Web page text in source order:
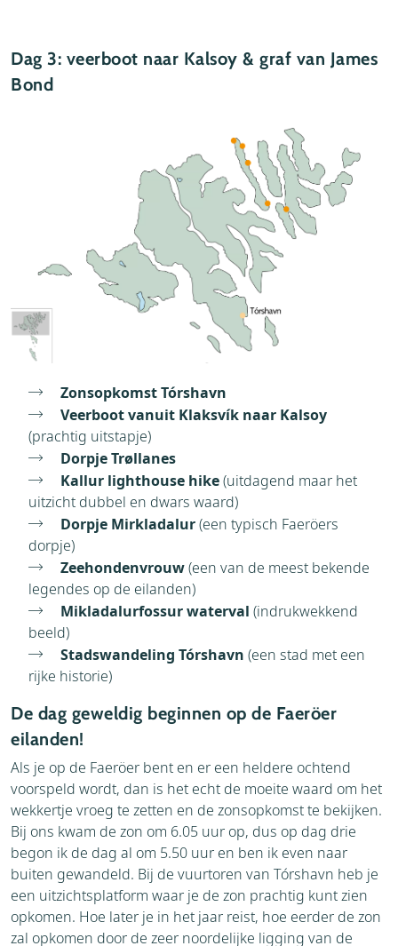
Dag 3: veerboot naar Kalsoy & graf van James
Bond
Zonsopkomst Tórshavn
Veerboot vanuit Klaksvík naar Kalsoy
(prachtig uitstapje)
Dorpje Trøllanes
Kallur lighthouse hike(uitdagend maar het
uitzicht dubbel en dwars waard)
Dorpje Mirkladalur(een typisch Faeröers
dorpje)
Zeehondenvrouw(een van de meest bekende
legendes op de eilanden)
Mikladalurfossur waterval (indrukwekkend
beeld)
Stadswandeling Tórshavn (een stad met een
rijke historie)
De dag geweldig beginnen op de Faeröer
eilanden!
Als je op de Faeröer bent en er een heldere ochtend
voorspeld wordt, dan is het echt de moeite waard om het
wekkertje vroeg te zetten en de zonsopkomst te bekijken.
Bij ons kwam de zon om 6.05 uur op, dus op dag drie
begon ik de dag al om 5.50 uur en ben ik even naar
buiten gewandeld. Bij de vuurtoren van Tórshavn heb je
een uitzichtsplatform waar je de zon prachtig kunt zien
opkomen. Hoe later je in het jaar reist, hoe eerder de zon
zal opkomen door de zeer noordelijke ligging van de